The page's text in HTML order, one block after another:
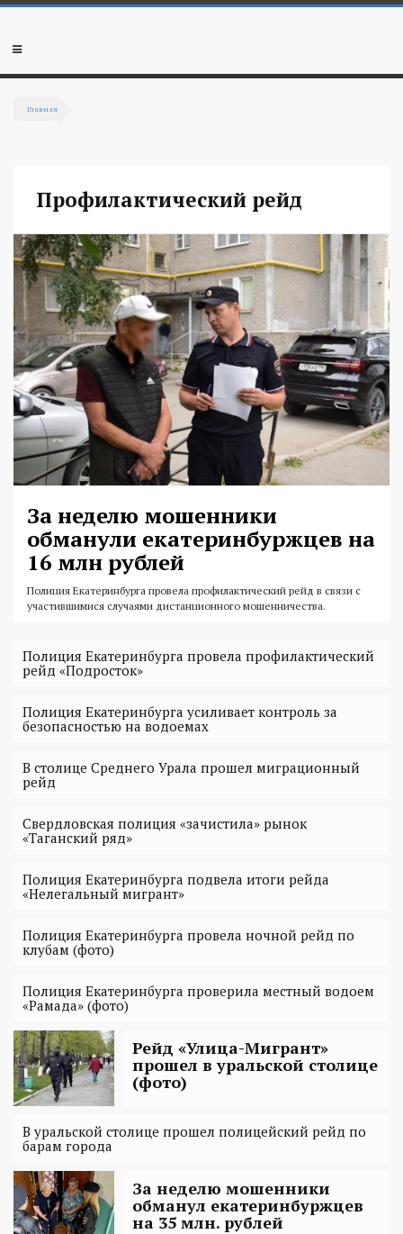
Перейти к основному содержанию
Мобильное
Главная
Профилактический рейд
За неделю мошенники
обманули екатеринбуржцев на
16 млн рублей
Полиция Екатеринбурга провела профилактический рейд в связи с
участившимися случаями дистанционного мошенничества.
Полиция Екатеринбурга провела профилактический
рейд «Подросток»
Полиция Екатеринбурга усиливает контроль за
безопасностью на водоемах
В столице Среднего Урала прошел миграционный
рейд
Свердловская полиция «зачистила» рынок
«Таганский ряд»
Полиция Екатеринбурга подвела итоги рейда
«Нелегальный мигрант»
Полиция Екатеринбурга провела ночной рейд по
клубам (фото)
Полиция Екатеринбурга проверила местный водоем
«Рамада» (фото)
Рейд «Улица-Мигрант»
прошел в уральской столице
(фото)
В уральской столице прошел полицейский рейд по
барам города
За неделю мошенники
обманул екатеринбуржцев
на 35 млн. рублей